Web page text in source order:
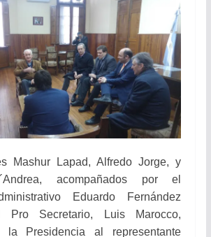
Mashur Lapad,Alfredo Jorge, y
acompañados por el
Eduardo Fernández
Secretario, Luis Marocco,
la Presidencia al representante